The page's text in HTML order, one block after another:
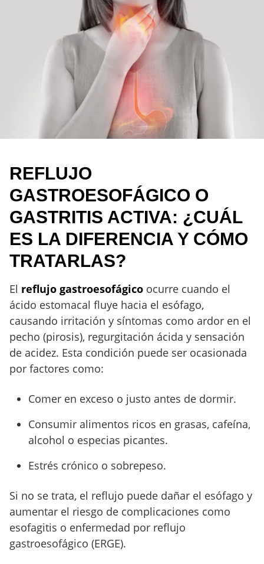
REFLUJO
GASTROESOFÁGICO O
GASTRITIS ACTIVA: ¿CUÁL
ES LA DIFERENCIA Y CÓMO
TRATARLAS?
El reflujo gastroesofágico ocurre cuando el
ácido estomacal fluye hacia el esófago,
causando irritación y síntomas como ardor en el
pecho (pirosis), regurgitación ácida y sensación
de acidez. Esta condición puede ser ocasionada
por factores como:
Comer en exceso o justo antes de dormir.
Consumir alimentos ricos en grasas, cafeína,
alcohol o especias picantes.
Estrés crónico o sobrepeso.
Si no se trata, el reflujo puede dañar el esófago y
aumentar el riesgo de complicaciones como
esofagitis o enfermedad por reflujo
gastroesofágico (ERGE).